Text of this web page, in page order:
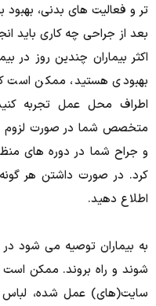
تر و فعالیت های بدنی،
بعد از جراحی چه کاری باید
اکثر بیماران چندین روز در
بهبودی هستید، ممکن است
اطراف محل عمل تجربه
متخصص شما در صورت لزوم
و جراح شما در دوره های
کرد. در صورت داشتن هر
اطلاع دهید.
به بیماران توصیه می شود
شوند و راه بروند. ممکن است
سایت(های) عمل شده، لباس